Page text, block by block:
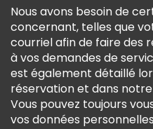
Politique En Matière De
Freetour Prix
Programme De Fidélité
Nous avons besoin de
concernant, telles que
courriel afin de faire des
à vos demandes de
est également détaillé
réservation et dans notre
Vous pouvez toujours
vos données